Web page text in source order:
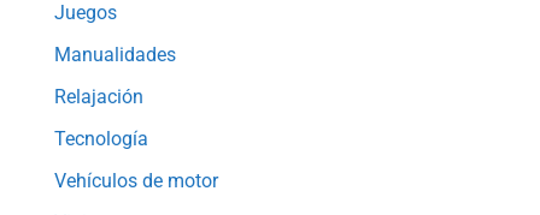
Juegos
Manualidades
Relajación
Tecnología
Vehículos de motor